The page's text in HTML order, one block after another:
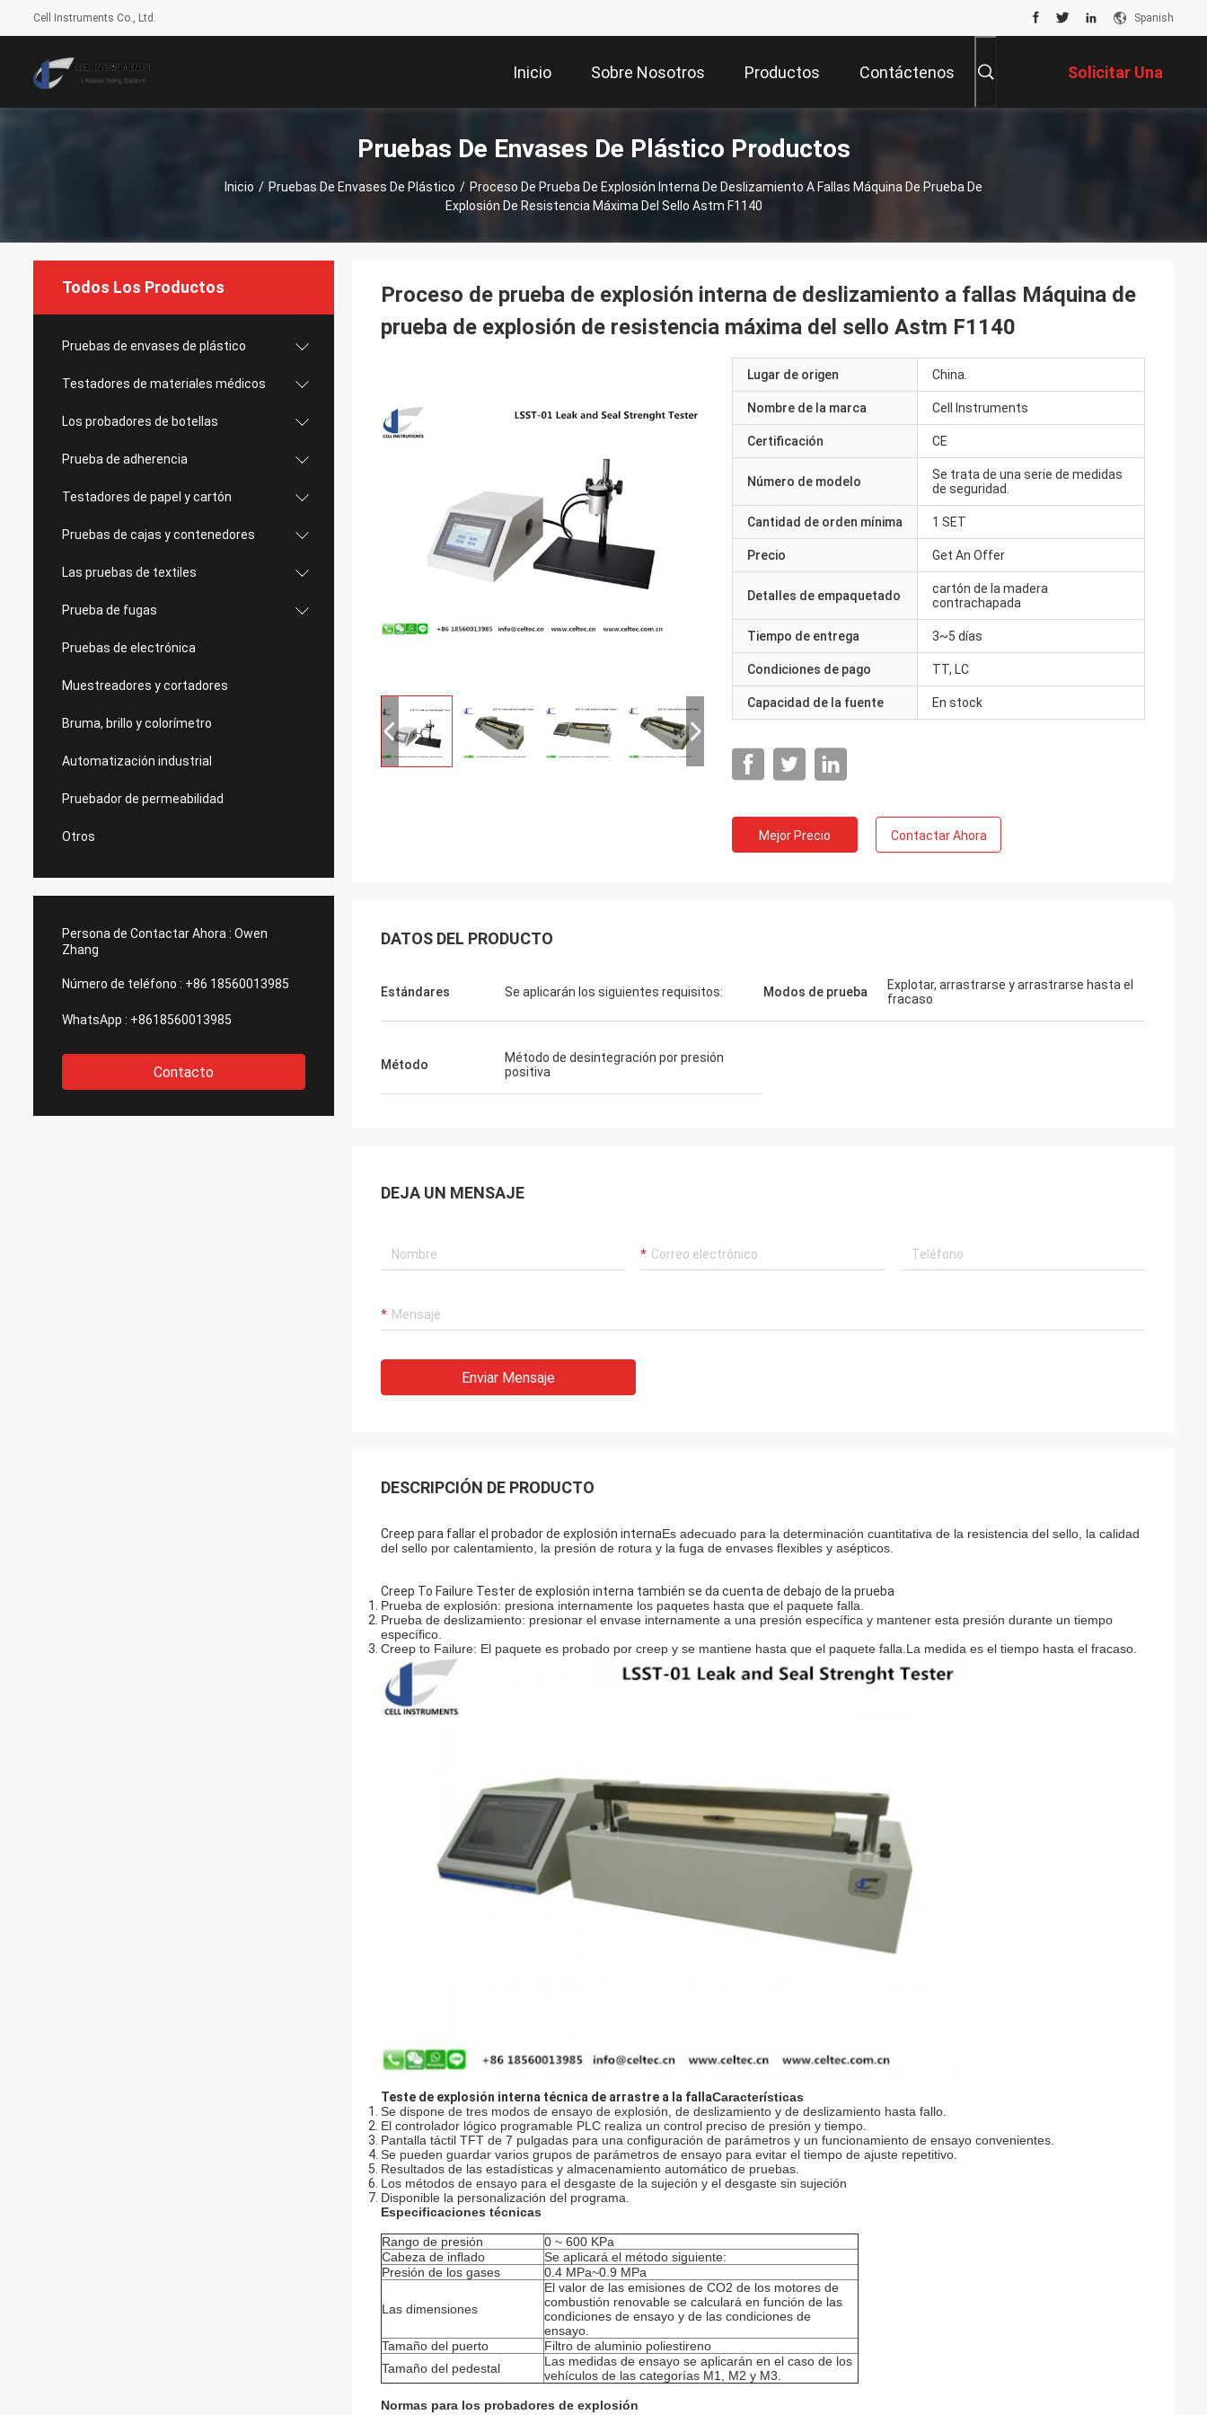
Cell Instruments Co., Ltd. Spanish
Inicio Sobre Nosotros Productos Contáctenos Solicitar Una
Cotización
Pruebas De Envases De Plástico Productos
Inicio / Pruebas De Envases De Plástico / Proceso De Prueba De Explosión Interna De Deslizamiento A Fallas Máquina De Prueba De
Explosión De Resistencia Máxima Del Sello Astm F1140
Todos Los Productos
Pruebas de envases de plástico
Testadores de materiales médicos
Los probadores de botellas
Prueba de adherencia
Testadores de papel y cartón
Pruebas de cajas y contenedores
Las pruebas de textiles
Prueba de fugas
Pruebas de electrónica
Muestreadores y cortadores
Bruma, brillo y colorímetro
Automatización industrial
Pruebador de permeabilidad
Otros
Persona de Contactar Ahora : Owen
Zhang
Número de teléfono : +86 18560013985
WhatsApp : +8618560013985
Contacto
Proceso de prueba de explosión interna de deslizamiento a fallas Máquina de
prueba de explosión de resistencia máxima del sello Astm F1140
Lugar de origen China.
Nombre de la marca Cell Instruments
Certificación CE
Número de modelo
Se trata de una serie de medidas
de seguridad.
Cantidad de orden mínima 1 SET
Precio Get An Offer
Detalles de empaquetado
cartón de la madera
contrachapada
Tiempo de entrega 3~5 días
Condiciones de pago TT, LC
Capacidad de la fuente En stock
Mejor Precio Contactar Ahora
DATOS DEL PRODUCTO
Estándares Se aplicarán los siguientes requisitos: Modos de prueba
Explotar, arrastrarse y arrastrarse hasta el
fracaso
Método
Método de desintegración por presión
positiva
DEJA UN MENSAJE
Enviar Mensaje
DESCRIPCIÓN DE PRODUCTO
Creep para fallar el probador de explosión internaEs adecuado para la determinación cuantitativa de la resistencia del sello, la calidad
del sello por calentamiento, la presión de rotura y la fuga de envases flexibles y asépticos.
Creep To Failure Tester de explosión interna también se da cuenta de debajo de la prueba
Prueba de explosión: presiona internamente los paquetes hasta que el paquete falla.
Prueba de deslizamiento: presionar el envase internamente a una presión específica y mantener esta presión durante un tiempo
específico.
Creep to Failure: El paquete es probado por creep y se mantiene hasta que el paquete falla.La medida es el tiempo hasta el fracaso.
Teste de explosión interna técnica de arrastre a la fallaCaracterísticas
Se dispone de tres modos de ensayo de explosión, de deslizamiento y de deslizamiento hasta fallo.
El controlador lógico programable PLC realiza un control preciso de presión y tiempo.
Pantalla táctil TFT de 7 pulgadas para una configuración de parámetros y un funcionamiento de ensayo convenientes.
Se pueden guardar varios grupos de parámetros de ensayo para evitar el tiempo de ajuste repetitivo.
Resultados de las estadísticas y almacenamiento automático de pruebas.
Los métodos de ensayo para el desgaste de la sujeción y el desgaste sin sujeción
Disponible la personalización del programa.
Especificaciones técnicas
Rango de presión
0 ~ 600 KPa
Cabeza de inflado
Se aplicará el método siguiente:
Presión de los gases
0.4 MPa~0.9 MPa
Las dimensiones
El valor de las emisiones de CO2 de los motores de
combustión renovable se calculará en función de las
condiciones de ensayo y de las condiciones de
ensayo.
Tamaño del puerto
Filtro de aluminio poliestireno
Tamaño del pedestal
Las medidas de ensayo se aplicarán en el caso de los
vehículos de las categorías M1, M2 y M3.
Normas para los probadores de explosión